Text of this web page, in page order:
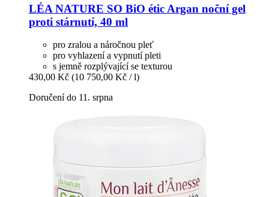
LÉA NATURE SO BiO étic Argan noční gel
proti stárnutí, 40 ml
pro zralou a náročnou pleť
pro vyhlazení a vypnutí pleti
s jemně rozplývající se texturou
430,00 Kč (10 750,00 Kč / l)
Doručení do 11. srpna